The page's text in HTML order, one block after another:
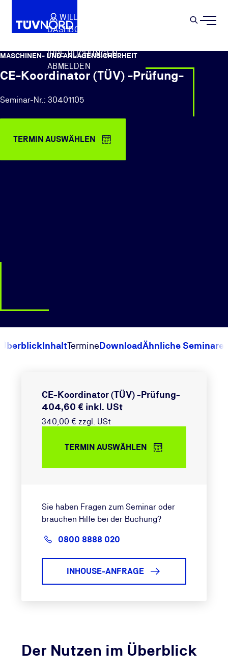
Springe zum Hauptinhalt
WILLKOMMEN
DASHBOARD
IHRE BUCHUNGEN
ABMELDEN
MASCHINEN- UND ANLAGENSICHERHEIT
CE-Koordinator (TÜV) -Prüfung-
Seminar-Nr.: 30401105
TERMIN AUSWÄHLEN
ÜberblickInhaltTermineDownloadÄhnliche Seminare
Der Nutzen im Überblick
CE-Koordinator (TÜV) -Prüfung-
404,60 € inkl. USt
340,00 € zzgl. USt
TERMIN AUSWÄHLEN
Sie haben Fragen zum Seminar oder
brauchen Hilfe bei der Buchung?
0800 8888 020
INHOUSE-ANFRAGE